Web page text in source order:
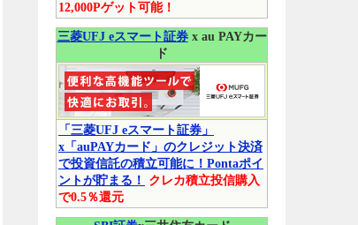
12,000Pゲット可能！
三菱UFJ eスマート証券x au PAYカー
ド
「三菱UFJ eスマート証券」
x「auPAYカード」のクレジット決済
で投資信託の積立可能に！Pontaポイ
ントが貯まる！
クレカ積立投信購入
で0.5％還元